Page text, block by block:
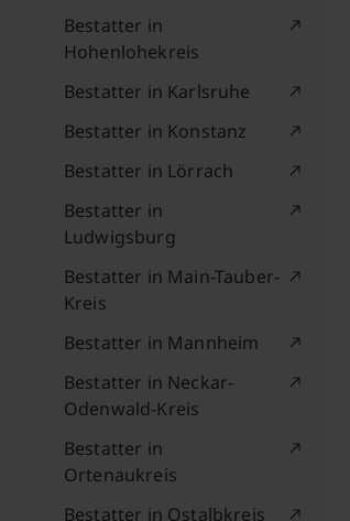
Bestatter in
Hohenlohekreis
Bestatter in Karlsruhe
Bestatter in Konstanz
Bestatter in Lörrach
Bestatter in
Ludwigsburg
Bestatter in Main-Tauber-
Kreis
Bestatter in Mannheim
Bestatter in Neckar-
Odenwald-Kreis
Bestatter in
Ortenaukreis
Bestatter in Ostalbkreis